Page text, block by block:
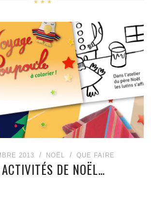
2013 NOËL QUE FAIRE
DE NOËL…